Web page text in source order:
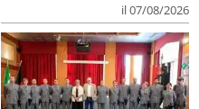
il 07/08/2026